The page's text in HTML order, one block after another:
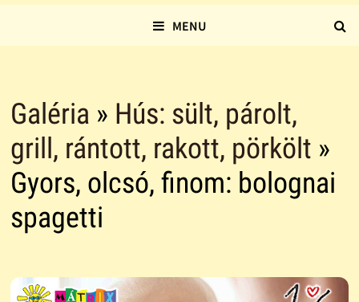
MENU
Galéria » Hús: sült, párolt,
grill, rántott, rakott, pörkölt »
Gyors, olcsó, finom: bolognai
spagetti